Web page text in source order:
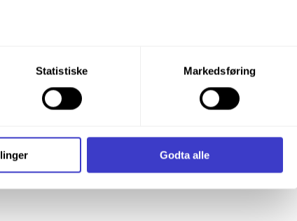
Du kan også velge formålet du vil samtykke til ved å
innstillingene».
teknologi, og hvordan vi samler inn og behandler
Statistiske Markedsføring
Godta alle